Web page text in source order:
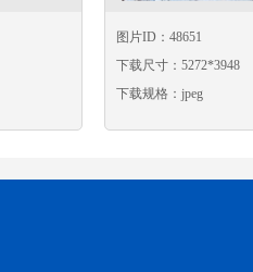
图片ID：48651
下载尺寸：5272*3948
下载规格：jpeg